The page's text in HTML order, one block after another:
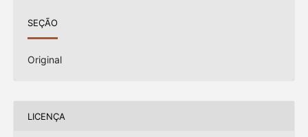
SEÇÃO
Original
LICENÇA